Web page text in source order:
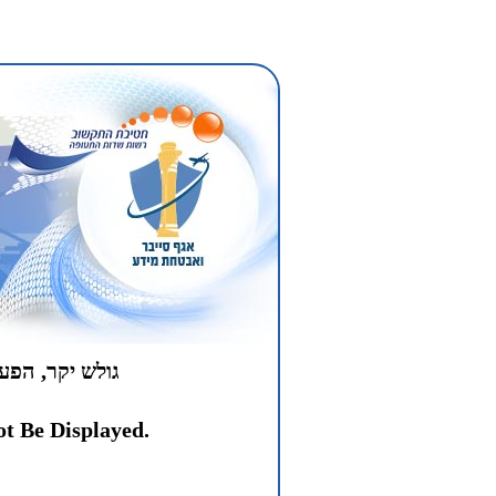
גולש יקר,
Be Displayed.